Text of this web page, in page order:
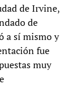
de Irvine,
de
a sí mismo y
fue
muy